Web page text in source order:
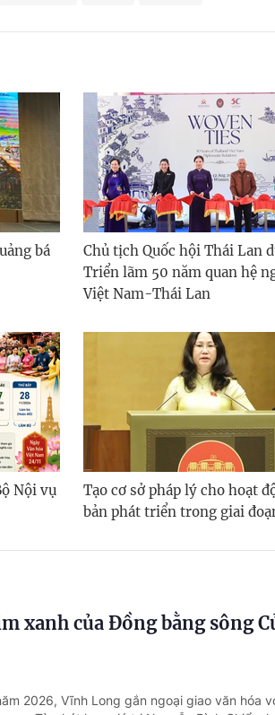
bá
Chủ tịch Quốc hội Thái Lan
Triển lãm 50 năm quan hệ
Việt Nam-Thái Lan
Nội vụ
Tạo cơ sở pháp lý cho hoạt
bản phát triển trong giai
xanh của Đồng bằng sông
2026, Vĩnh Long gắn ngoại giao văn hóa